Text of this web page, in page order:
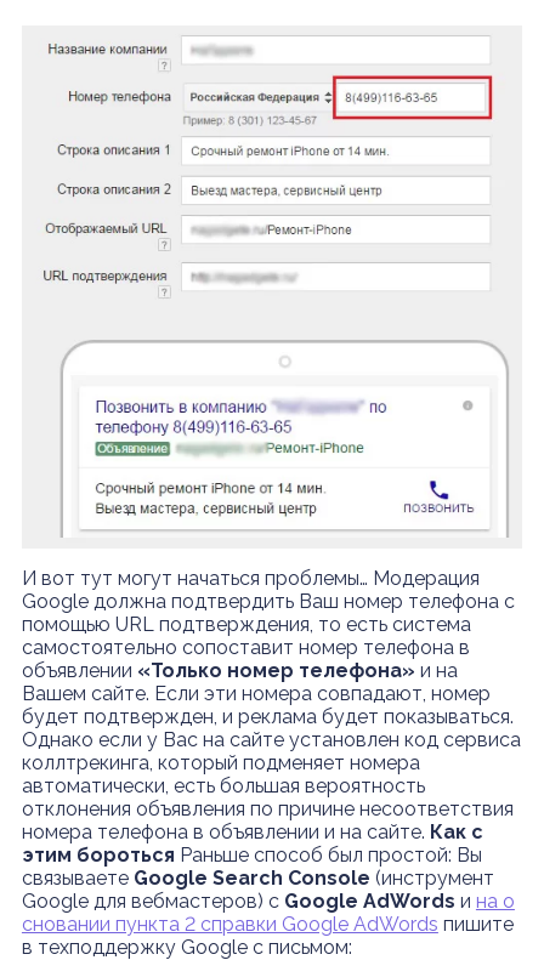
И вот тут могут начаться проблемы… Модерация
Google должна подтвердить Ваш номер телефона с
помощью URL подтверждения, то есть система
самостоятельно сопоставит номер телефона в
объявлении «Только номер телефона» и на
Вашем сайте. Если эти номера совпадают, номер
будет подтвержден, и реклама будет показываться.
Однако если у Вас на сайте установлен код сервиса
коллтрекинга, который подменяет номера
автоматически, есть большая вероятность
отклонения объявления по причине несоответствия
номера телефона в объявлении и на сайте. Как с
этим бороться Раньше способ был простой: Вы
связываете Google Search Console (инструмент
Google для вебмастеров) с Google AdWords и на о
сновании пункта 2 справки Google AdWords пишите
в техподдержку Google с письмом: